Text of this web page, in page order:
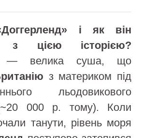
і як він
з цією історією?
— велика суша, що
з материком під
льодовикового
000 р. тому). Коли
танути, рівень моря